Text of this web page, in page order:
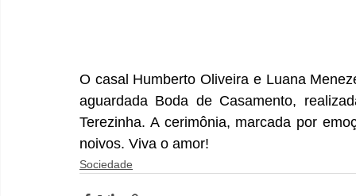
O casal Humberto Oliveira e Luana
aguardada Boda de Casamento,
Terezinha. A cerimônia, marcada por
noivos. Viva o amor!
Sociedade